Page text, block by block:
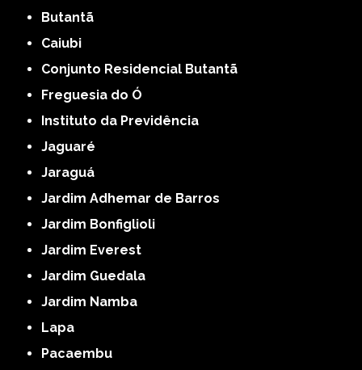
Butantã
Caiubi
Conjunto Residencial Butantã
Freguesia do Ó
Instituto da Previdência
Jaguaré
Jaraguá
Jardim Adhemar de Barros
Jardim Bonfiglioli
Jardim Everest
Jardim Guedala
Jardim Namba
Lapa
Pacaembu